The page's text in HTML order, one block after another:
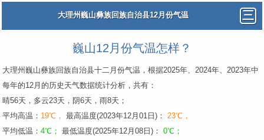
大理州巍山彝族回族自治县12月份气温
巍山12月份气温怎样？
大理州巍山彝族回族自治县十二月份气温，根据2025年、2024年、2023年中
每年的12月的历史天气数据统计分析，共有：
晴56天，多云23天，阴6天，雨8天；
平均高温： 19℃， 最高温度(2023年12月01日)： 23℃，
平均低温： 4℃； 最低温度(2025年12月08日)： 0℃；